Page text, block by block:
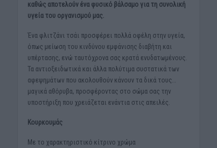
καθώς αποτελούν ένα φυσικό βάλσαμο για τη συνολική
υγεία του οργανισμού μας.
Ένα φλιτζάνι τσάι προσφέρει πολλά οφέλη στην υγεία,
όπως μείωση του κινδύνου εμφάνισης διαβήτη και
υπέρτασης, ενώ ταυτόχρονα σας κρατά ενυδατωμένους.
Τα αντιοξειδωτικά και άλλα πολύτιμα συστατικά των
αφεψημάτων που ακολουθούν κάνουν τα δικά τους…
μαγικά αθόρυβα, προσφέροντας στο σώμα σας την
υποστήριξη που χρειάζεται ενάντια στις απειλές.
Κουρκουμάς
Με το χαρακτηριστικό κίτρινο χρώμα